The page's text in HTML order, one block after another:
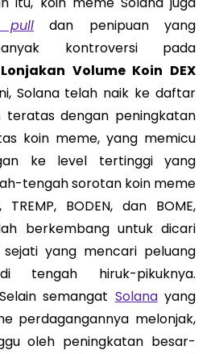
pull dan penipuan yang
kontroversi pada
Lonjakan Volume Koin DEX
Solana telah naik ke daftar
teratas dengan peningkatan
koin meme, yang memicu
ke level tertinggi yang
tengah sorotan koin meme
BODEN, dan BOME,
berkembang untuk dicari
yang mencari peluang
tengah hiruk-pikuknya.
Selain semangat Solanayang
perdagangannya melonjak,
oleh peningkatan besar-